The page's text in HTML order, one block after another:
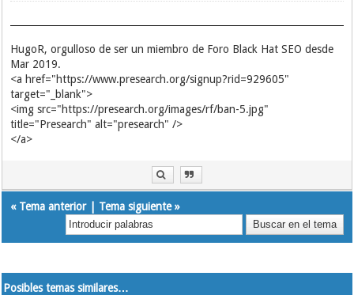
HugoR, orgulloso de ser un miembro de Foro Black Hat SEO desde
Mar 2019.
<a href="https://www.presearch.org/signup?rid=929605"
target="_blank">
<img src="https://presearch.org/images/rf/ban-5.jpg"
title="Presearch" alt="presearch" />
</a>
« Tema anterior| Tema siguiente»
Posibles temas similares…